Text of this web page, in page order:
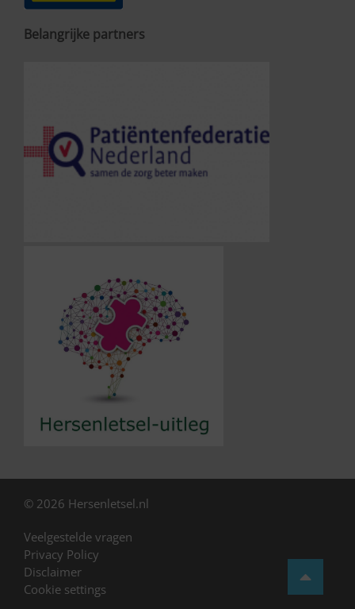
Belangrijke partners
© 2026 Hersenletsel.nl
Veelgestelde vragen
Privacy Policy
Disclaimer
Cookie settings